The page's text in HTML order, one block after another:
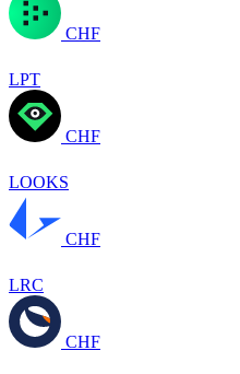
CHF
LPT
CHF
LOOKS
CHF
LRC
CHF